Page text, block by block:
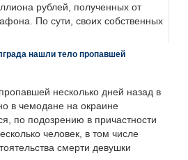
рублей, полученных от
По сути, своих собственных
нашли тело пропавшей
несколько дней назад в
в чемодане на окраине
по подозрению в причастности
человек, в том числе
смерти девушки